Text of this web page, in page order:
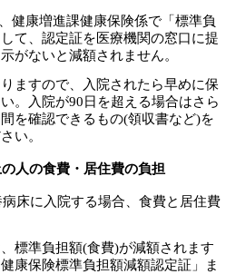
健康増進課健康保険係で「標準負
て、認定証を医療機関の窓口に提
がないと減額されません。
ますので、入院されたら早めに保
。入院が90日を超える場合はさら
を確認できるもの(領収書など)を
い。
人の食費・居住費の負担
床に入院する場合、食費と居住費
標準負担額(食費)が減額されます
康保険標準負担額減額認定証」ま